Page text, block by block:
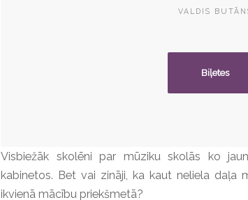
Visbiežāk skolēni par mūziku skolās ko
kabinetos. Bet vai zināji, ka kaut neliela daļa
ikvienā mācību priekšmetā?
VALDIS
Biļetes